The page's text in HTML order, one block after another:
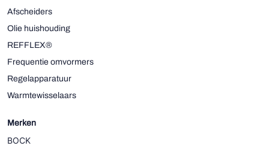
Afscheiders
Olie huishouding
REFFLEX®
Frequentie omvormers
Regelapparatuur
Warmtewisselaars
Merken
BOCK